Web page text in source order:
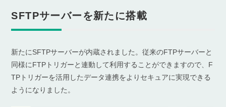
SFTPサーバーを新たに搭載
新たにSFTPサーバーが内蔵されました。従来のFTPサーバーと
同様にFTPトリガーと連動して利用することができますので、F
TPトリガーを活用したデータ連携をよりセキュアに実現できる
ようになりました。